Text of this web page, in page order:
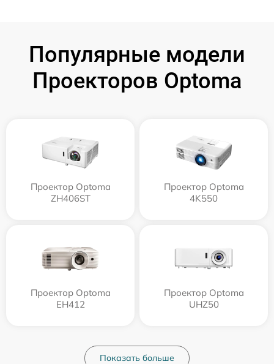
Популярные модели
Проекторов Optoma
Проектор Optoma
ZH406ST
Проектор Optoma
4K550
Проектор Optoma
EH412
Проектор Optoma
UHZ50
Показать больше